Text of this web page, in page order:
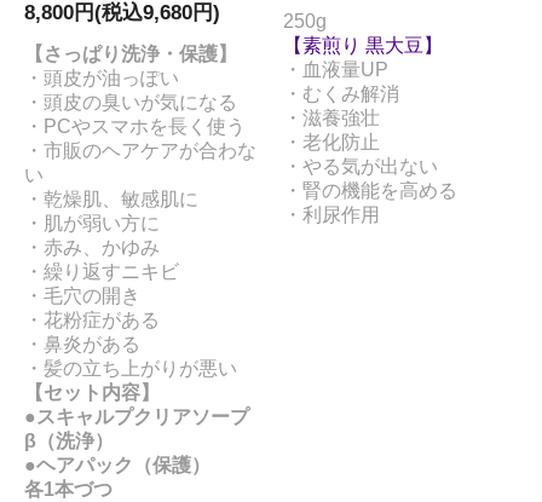
8,800円(税込9,680円)
【さっぱり洗浄・保護】
・頭皮が油っぽい
・頭皮の臭いが気になる
・PCやスマホを長く使う
・市販のヘアケアが合わな
い
・乾燥肌、敏感肌に
・肌が弱い方に
・赤み、かゆみ
・繰り返すニキビ
・毛穴の開き
・花粉症がある
・鼻炎がある
・髪の立ち上がりが悪い
【セット内容】
●スキャルプクリアソープ
β（洗浄）
●ヘアパック（保護）
各1本づつ
250g
【素煎り 黒大豆】
・血液量UP
・むくみ解消
・滋養強壮
・老化防止
・やる気が出ない
・腎の機能を高める
・利尿作用